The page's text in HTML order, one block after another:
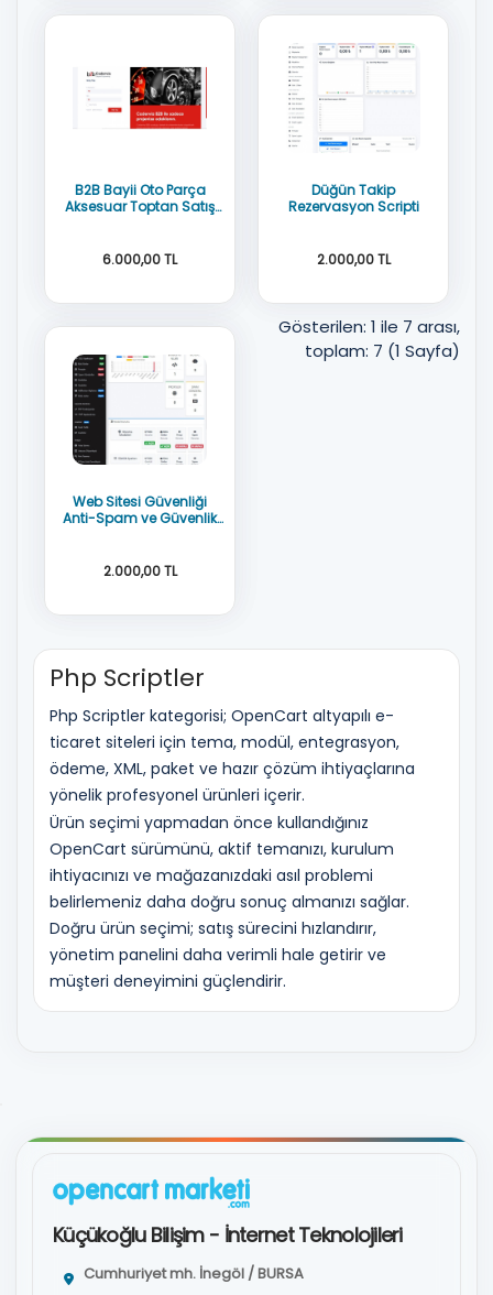
DOMAİN LİSANS YOK
AÇIK KAYNAK
DOMAİN LİSANS YOK
B2B Bayii Oto Parça
Aksesuar Toptan Satış
6.000,00 TL
AÇIK KAYNAK KOD
DOMAİN LİSANS YOK
Düğün Takip
Rezervasyon Scripti
2.000,00 TL
AÇIK KAYNAK KOD
Web Sitesi Güvenliği
Anti-Spam ve Güvenlik
2.000,00 TL
AÇIK KAYNAK KOD
Gösterilen: 1 ile 7 arası,
toplam: 7 (1 Sayfa)
Php Scriptler
Php Scriptler kategorisi; OpenCart altyapılı e-
ticaret siteleri için tema, modül, entegrasyon,
ödeme, XML, paket ve hazır çözüm ihtiyaçlarına
yönelik profesyonel ürünleri içerir.
Ürün seçimi yapmadan önce kullandığınız
OpenCart sürümünü, aktif temanızı, kurulum
ihtiyacınızı ve mağazanızdaki asıl problemi
belirlemeniz daha doğru sonuç almanızı sağlar.
Doğru ürün seçimi; satış sürecini hızlandırır,
yönetim panelini daha verimli hale getirir ve
müşteri deneyimini güçlendirir.
Küçükoğlu Bilişim - İnternet Teknolojileri
Cumhuriyet mh. İnegöl / BURSA